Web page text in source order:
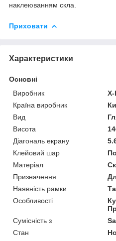
наклеюванням скла.
Приховати
Характеристики
Основні
Виробник
Країна виробник
Вид
Висота
Діагональ екрану
Клейовий шар
Матеріал
Призначення
Наявність рамки
Особливості
Сумісність з
Стан